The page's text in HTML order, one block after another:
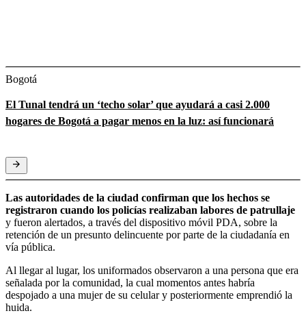
Bogotá
El Tunal tendrá un ‘techo solar’ que ayudará a casi 2.000
hogares de Bogotá a pagar menos en la luz: así funcionará
Las autoridades de la ciudad confirman que los hechos se
registraron cuando los policías realizaban labores de patrullaje
y fueron alertados, a través del dispositivo móvil PDA, sobre la
retención de un presunto delincuente por parte de la ciudadanía en
vía pública.
Al llegar al lugar, los uniformados observaron a una persona que era
señalada por la comunidad, la cual momentos antes habría
despojado a una mujer de su celular y posteriormente emprendió la
huida.